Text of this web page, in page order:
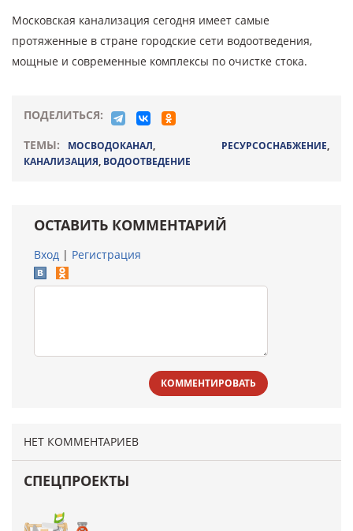
Московская канализация сегодня имеет самые
протяженные в стране городские сети водоотведения,
мощные и современные комплексы по очистке стока.
ПОДЕЛИТЬСЯ:
ТЕМЫ:
МОСВОДОКАНАЛ, РЕСУРСОСНАБЖЕНИЕ,
КАНАЛИЗАЦИЯ, ВОДООТВЕДЕНИЕ
ОСТАВИТЬ КОММЕНТАРИЙ
Вход | Регистрация
КОММЕНТИРОВАТЬ
НЕТ КОММЕНТАРИЕВ
СПЕЦПРОЕКТЫ